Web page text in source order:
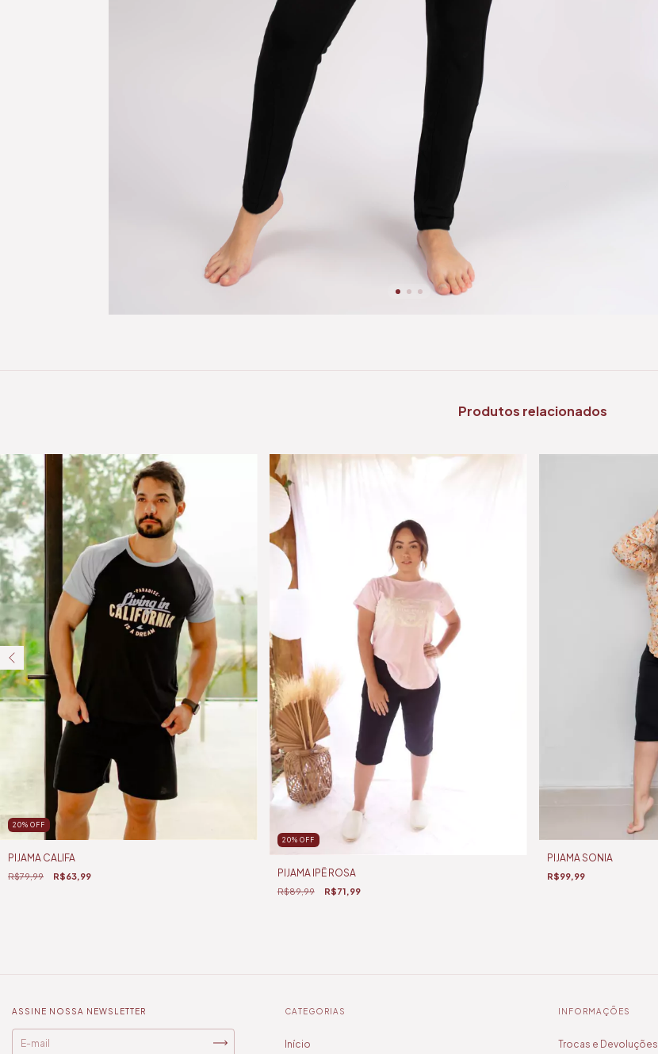
Produtos relacionados
20% OFF
PIJAMA CALIFA
R$79,99 R$63,99
20% OFF
PIJAMA IPÊ ROSA
R$89,99 R$71,99
PIJAMA SONIA
R$99,99
ASSINE NOSSA NEWSLETTER CATEGORIAS
Início
INFORMAÇÕES
Trocas e Devoluções